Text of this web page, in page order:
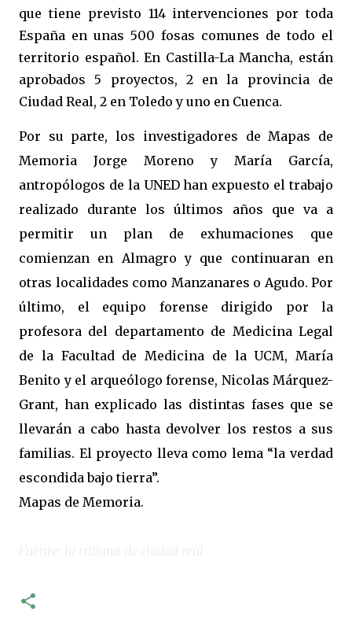
que tiene previsto 114 intervenciones por toda
España en unas 500 fosas comunes de todo el
territorio español. En Castilla-La Mancha, están
aprobados 5 proyectos, 2 en la provincia de
Ciudad Real, 2 en Toledo y uno en Cuenca.
Por su parte, los investigadores de Mapas de
Memoria Jorge Moreno y María García,
antropólogos de la UNED han expuesto el trabajo
realizado durante los últimos años que va a
permitir un plan de exhumaciones que
comienzan en Almagro y que continuaran en
otras localidades como Manzanares o Agudo. Por
último, el equipo forense dirigido por la
profesora del departamento de Medicina Legal
de la Facultad de Medicina de la UCM, María
Benito y el arqueólogo forense, Nicolas Márquez-
Grant, han explicado las distintas fases que se
llevarán a cabo hasta devolver los restos a sus
familias. El proyecto lleva como lema “la verdad
escondida bajo tierra”.
Mapas de Memoria.